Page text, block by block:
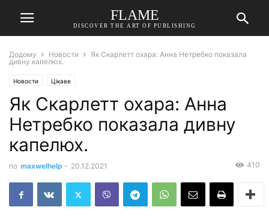
FLAME
DISCOVER THE ART OF PUBLISHING
Додому Новости
Як Скарлетт охара: Анна Нетребко показала
дивну капелюх.
Новости Цікаве
Як Скарлетт охара: Анна
Нетребко показала дивну
капелюх.
по maxwelhelp - 20.12.2021 410